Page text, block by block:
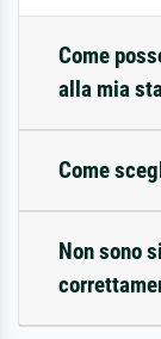
Come
alla mia
Come
Non sono